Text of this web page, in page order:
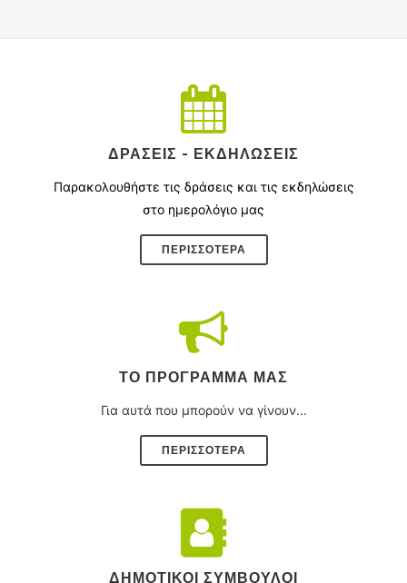
ΔΡΆΣΕΙΣ - ΕΚΔΗΛΏΣΕΙΣ
Παρακολουθήστε τις δράσεις και τις εκδηλώσεις
στο ημερολόγιο μας
ΠΕΡΙΣΣΌΤΕΡΑ
ΤΟ ΠΡΌΓΡΑΜΜΑ ΜΑΣ
Για αυτά που μπορούν να γίνουν...
ΠΕΡΙΣΣΟΤΕΡΑ
ΔΗΜΟΤΙΚΟΊ ΣΎΜΒΟΥΛΟΙ